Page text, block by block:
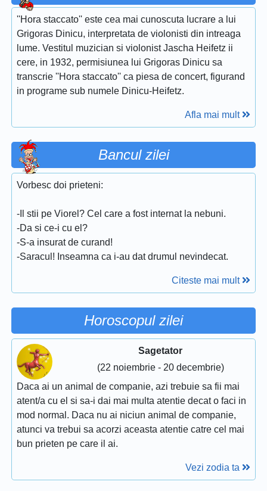
''Hora staccato'' este cea mai cunoscuta lucrare a lui
Grigoras Dinicu, interpretata de violonisti din intreaga
lume. Vestitul muzician si violonist Jascha Heifetz ii
cere, in 1932, permisiunea lui Grigoras Dinicu sa
transcrie ''Hora staccato'' ca piesa de concert, figurand
in programe sub numele Dinicu-Heifetz.
Afla mai mult
Bancul zilei
Vorbesc doi prieteni:
-Il stii pe Viorel? Cel care a fost internat la nebuni.
-Da si ce-i cu el?
-S-a insurat de curand!
-Saracul! Inseamna ca i-au dat drumul nevindecat.
Citeste mai mult
Horoscopul zilei
Sagetator
(22 noiembrie - 20 decembrie)
Daca ai un animal de companie, azi trebuie sa fii mai
atent/a cu el si sa-i dai mai multa atentie decat o faci in
mod normal. Daca nu ai niciun animal de companie,
atunci va trebui sa acorzi aceasta atentie catre cel mai
bun prieten pe care il ai.
Vezi zodia ta